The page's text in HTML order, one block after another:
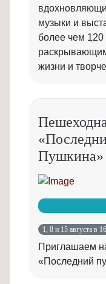
музыки и
более чем 120
жизни и
Пушкина»
1, 8 и 15 августа в
Приглашаем
«Последний